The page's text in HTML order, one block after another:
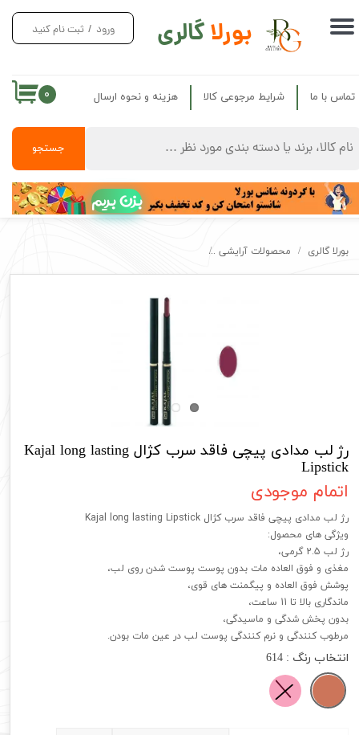
بورلاگالری
جستجو
ورود / ثبت نام کنید
حساب کاربری من
سفارشات
خروج از حساب کاربری
۰ تماس با ما شرایط مرجوعی کالا هزینه و نحوه ارسال
بزن بریم
بورلا گالری محصولات آرایشی
رژ لب مدادی پیچی فاقد سرب کژال Kajal long lasting
Lipstick
اتمام موجودی
رژ لب مدادی پیچی فاقد سرب کژال Kajal long lasting Lipstick
ویژگی های محصول:
رژ لب 2.5 گرمی،
مغذی و فوق العاده مات بدون پوست پوست شدن روی لب،
پوشش فوق العاده و پیگمنت های قوی،
ماندگاری بالا تا 11 ساعت،
بدون پخش شدگی و ماسیدگی،
مرطوب کنندگی و نرم کنندگی پوست لب در عین مات بودن.
انتخاب رنگ : 614